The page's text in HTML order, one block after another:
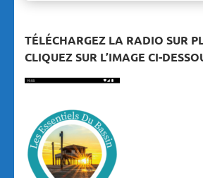
TÉLÉCHARGEZ LA RADIO SUR
CLIQUEZ SUR L’IMAGE CI-